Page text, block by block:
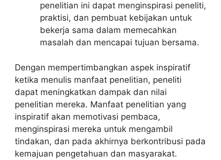
penelitian ini dapat menginspirasi peneliti,
praktisi, dan pembuat kebijakan untuk
bekerja sama dalam memecahkan
masalah dan mencapai tujuan bersama.
Dengan mempertimbangkan aspek inspiratif
ketika menulis manfaat penelitian, peneliti
dapat meningkatkan dampak dan nilai
penelitian mereka. Manfaat penelitian yang
inspiratif akan memotivasi pembaca,
menginspirasi mereka untuk mengambil
tindakan, dan pada akhirnya berkontribusi pada
kemajuan pengetahuan dan masyarakat.